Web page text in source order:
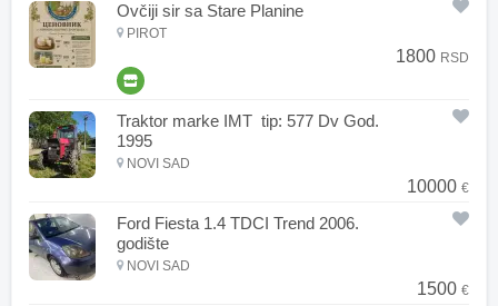
Ovčiji sir sa Stare Planine
PIROT
1800 RSD
Traktor marke IMT tip: 577 Dv God.
1995
NOVI SAD
10000 €
Ford Fiesta 1.4 TDCI Trend 2006.
godište
NOVI SAD
1500 €